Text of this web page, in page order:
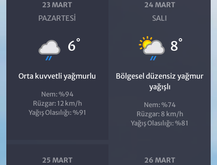
23 MART
PAZARTESI
6°
Orta kuvvetli yağmurlu
Nem: %94
Rüzgar: 12 km/h
Yağış Olasılığı: %91
24 MART
SALI
8°
Bölgesel düzensiz yağmur
yağışlı
Nem: %74
Rüzgar: 8 km/h
Yağış Olasılığı: %81
25 MART 26 MART